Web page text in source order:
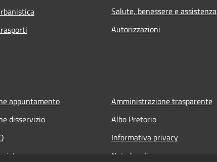
Salute, benessere e assistenza
Autorizzazioni
appuntamento
disservizio
Amministrazione trasparente
Albo Pretorio
Informativa privacy
Note legali